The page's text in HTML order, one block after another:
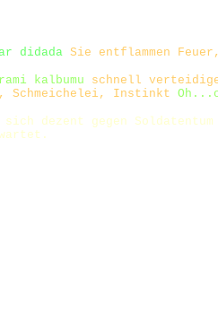
didada Sie entflammen
kalbumu
schnell
Schmeichelei, Instinkt
dezent gegen